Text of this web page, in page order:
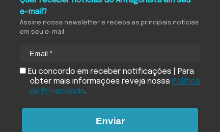
e-mail?
Assine nossa newsletter e receba as principais notícias
em seu e-mail
Eu concordo em receber notificações | Para
obter mais informações reveja nossa Política
de Privacidade.
Enviar